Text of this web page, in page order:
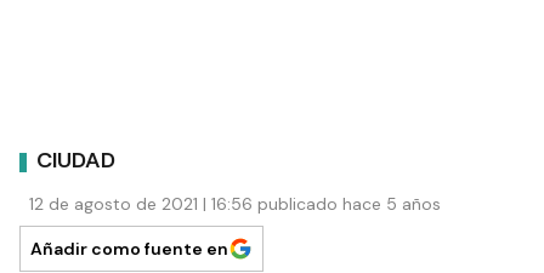
CIUDAD
12 de agosto de 2021 | 16:56 publicado hace 5 años
Añadir como fuente en